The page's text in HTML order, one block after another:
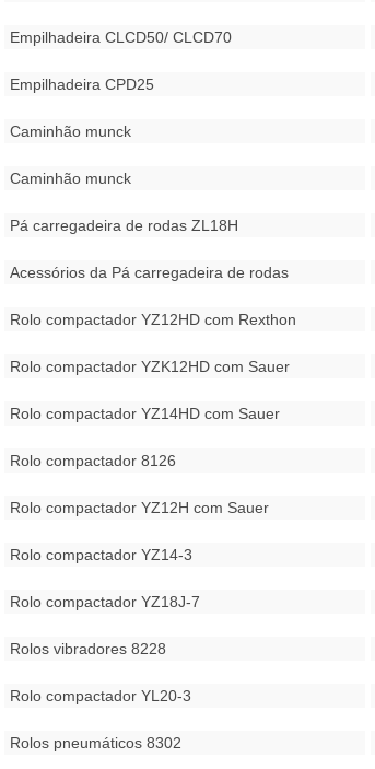
Empilhadeira CLCD50/ CLCD70
Empilhadeira CPD25
Caminhão munck
Caminhão munck
Pá carregadeira de rodas ZL18H
Acessórios da Pá carregadeira de rodas
Rolo compactador YZ12HD com Rexthon
Rolo compactador YZK12HD com Sauer
Rolo compactador YZ14HD com Sauer
Rolo compactador 8126
Rolo compactador YZ12H com Sauer
Rolo compactador YZ14-3
Rolo compactador YZ18J-7
Rolos vibradores 8228
Rolo compactador YL20-3
Rolos pneumáticos 8302